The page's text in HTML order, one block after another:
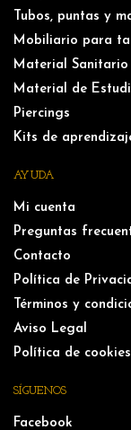
Tubos, puntas y
Mobiliario para
Material
Material de
Piercings
Kits de
AYUDA
Mi cuenta
Preguntas
Contacto
Política de
Términos y
Aviso Legal
Política de cookies
SÍGUENOS
Facebook